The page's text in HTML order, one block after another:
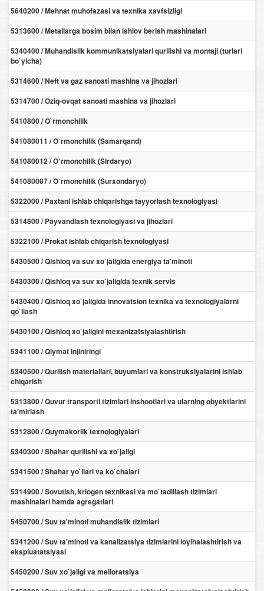
5640200 / Mehnat muhofazasi va texnika xavfsizligi
5313600 / Metallarga bosim bilan ishlov berish mashinalari
5340400 / Muhandislik kommunikatsiyalari qurilishi va montaji (turlari
bo`yicha)
5314600 / Neft va gaz sanoati mashina va jihozlari
5314700 / Oziq-ovqat sanoati mashina va jihozlari
5410800 / O`rmonchilik
541080011 / O`rmonchilik (Samarqand)
541080012 / O`rmonchilik (Sirdaryo)
541080007 / O`rmonchilik (Surxondaryo)
5322000 / Paxtani ishlab chiqarishga tayyorlash texnologiyasi
5314800 / Payvandlash texnologiyasi va jihozlari
5322100 / Prokat ishlab chiqarish texnologiyasi
5430500 / Qishloq va suv xo`jaligida energiya ta'minoti
5430300 / Qishloq va suv xo`jaligida texnik servis
5430400 / Qishloq xo`jaligida innovatsion texnika va texnologiyalarni
qo`llash
5430100 / Qishloq xo`jaligini mexanizatsiyalashtirish
5341100 / Qiymat injiniringi
5340500 / Qurilish materiallari, buyumlari va konstruksiyalarini ishlab
chiqarish
5313800 / Quvur transporti tizimlari inshootlari va ularning obyektlarini
ta'mirlash
5312800 / Quymakorlik texnologiyalari
5340300 / Shahar qurilishi va xo`jaligi
5341500 / Shahar yo`llari va ko`chalari
5314900 / Sovutish, kriogen texnikasi va mo`tadillash tizimlari
mashinalari hamda agregatlari
5450700 / Suv ta'minoti muhandislik tizimlari
5341200 / Suv ta'minoti va kanalizatsiya tizimlarini loyihalashtirish va
ekspluatatsiyasi
5450200 / Suv xo`jaligi va melioratsiya